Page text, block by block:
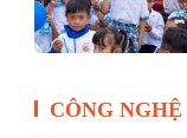
CÔNG NGHỆ